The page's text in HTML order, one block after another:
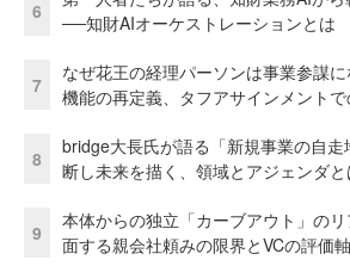
6
──知財AIオーケストレーションとは
7
なぜ花王の経理パーソンは事業参謀
機能の再定義、タフアサインメント
8
bridge大長氏が語る「新規事業の自
断し未来を描く、領域とアジェンダと
9
本体からの独立「カーブアウト」の
面する親会社頼みの限界とVCの評価軸